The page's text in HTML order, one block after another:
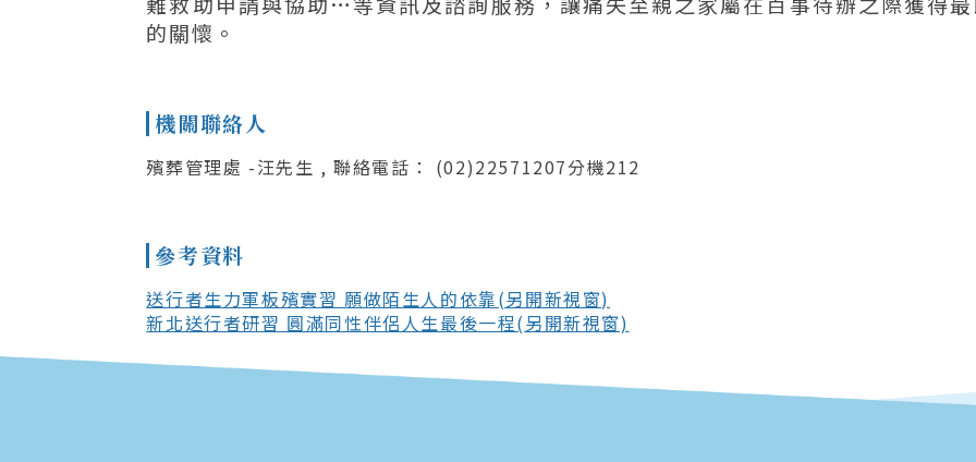
的關懷。
機關聯絡人
殯葬管理處 -汪先生 , 聯絡電話： (02)22571207分機212
參考資料
送行者生力軍板殯實習 願做陌生人的依靠(另開新視窗)
新北送行者研習 圓滿同性伴侶人生最後一程(另開新視窗)